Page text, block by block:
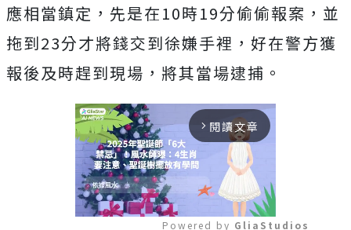
應相當鎮定，先是在10時19分偷偷報案，並
拖到23分才將錢交到徐嫌手裡，好在警方獲
報後及時趕到現場，將其當場逮捕。
arrow_forward_ios 閱讀文章
Powered by GliaStudios